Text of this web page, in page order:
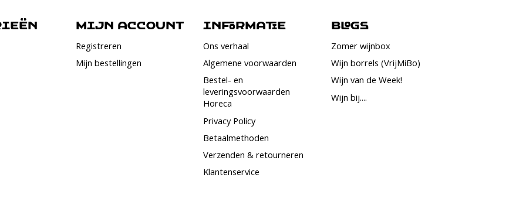
Mijn account
Registreren
Mijn bestellingen
Informatie
Ons verhaal
Algemene voorwaarden
Bestel- en
leveringsvoorwaarden
Horeca
Privacy Policy
Betaalmethoden
Verzenden & retourneren
Klantenservice
Blogs
Zomer wijnbox
Wijn borrels (VrijMiBo)
Wijn van de Week!
Wijn bij....